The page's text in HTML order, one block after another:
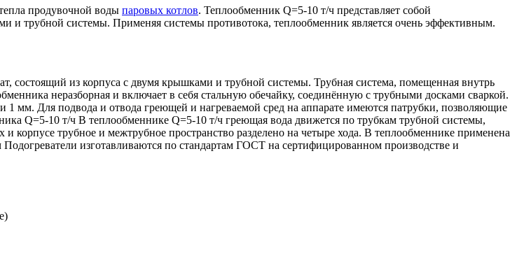
продувочной воды паровых котлов. Теплообменник Q=5-10 т/ч представляет собой
и трубной системы. Применяя системы противотока, теплообменник является очень эффективным.
состоящий из корпуса с двумя крышками и трубной системы. Трубная система, помещенная внутрь
неразборная и включает в себя стальную обечайку, соединённую с трубными досками сваркой.
мм. Для подвода и отвода греющей и нагреваемой сред на аппарате имеются патрубки, позволяющие
В теплообменнике Q=5-10 т/ч греющая вода движется по трубкам трубной системы,
корпусе трубное и межтрубное пространство разделено на четыре хода. В теплообменнике применена
Подогреватели изготавливаются по стандартам ГОСТ на сертифицированном производстве и